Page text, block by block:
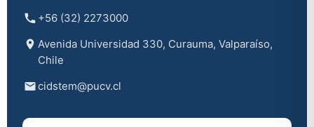
+56 (32) 2273000
Avenida Universidad 330, Curauma, Valparaíso,
Chile
cidstem@pucv.cl